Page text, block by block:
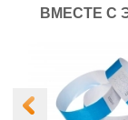
ВМЕСТЕ С